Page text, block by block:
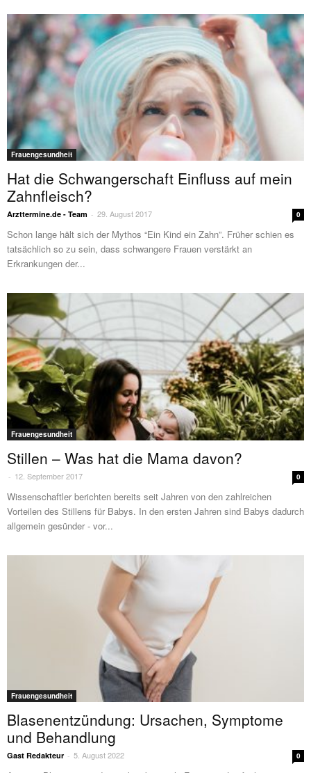
Frauengesundheit
Hat die Schwangerschaft Einfluss auf mein
Zahnfleisch?
Arzttermine.de - Team - 29. August 2017 0
Schon lange hält sich der Mythos “Ein Kind ein Zahn”. Früher schien es
tatsächlich so zu sein, dass schwangere Frauen verstärkt an
Erkrankungen der...
Frauengesundheit
Stillen – Was hat die Mama davon?
- 12. September 2017 0
Wissenschaftler berichten bereits seit Jahren von den zahlreichen
Vorteilen des Stillens für Babys. In den ersten Jahren sind Babys dadurch
allgemein gesünder - vor...
Frauengesundheit
Blasenentzündung: Ursachen, Symptome
und Behandlung
Gast Redakteur - 5. August 2022 0